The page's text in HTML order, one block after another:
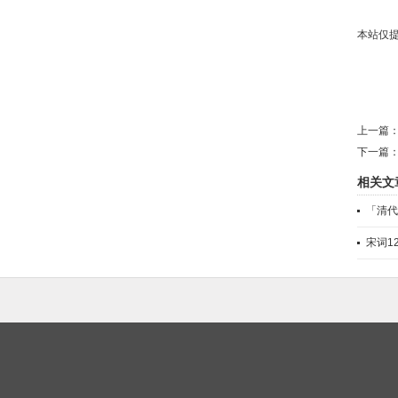
本站仅
上一篇
下一篇
相关文
「清
宋词